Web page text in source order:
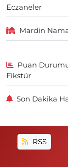
Eczaneler
Mardin
Puan
Fikstür
Son Dakika
RSS